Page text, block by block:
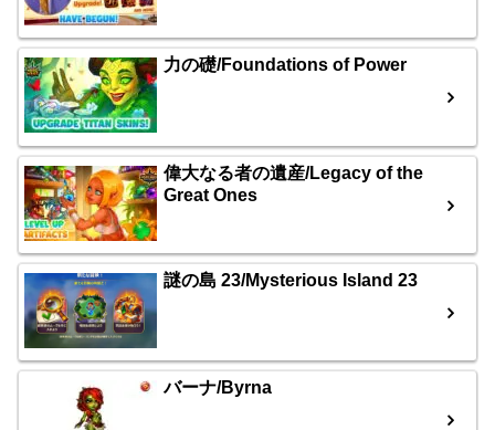
力の礎/Foundations of Power
偉大なる者の遺産/Legacy of the
Great Ones
謎の島 23/Mysterious Island 23
バーナ/Byrna